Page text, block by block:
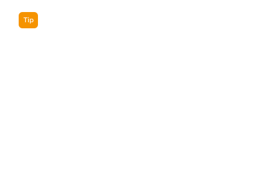
Tip